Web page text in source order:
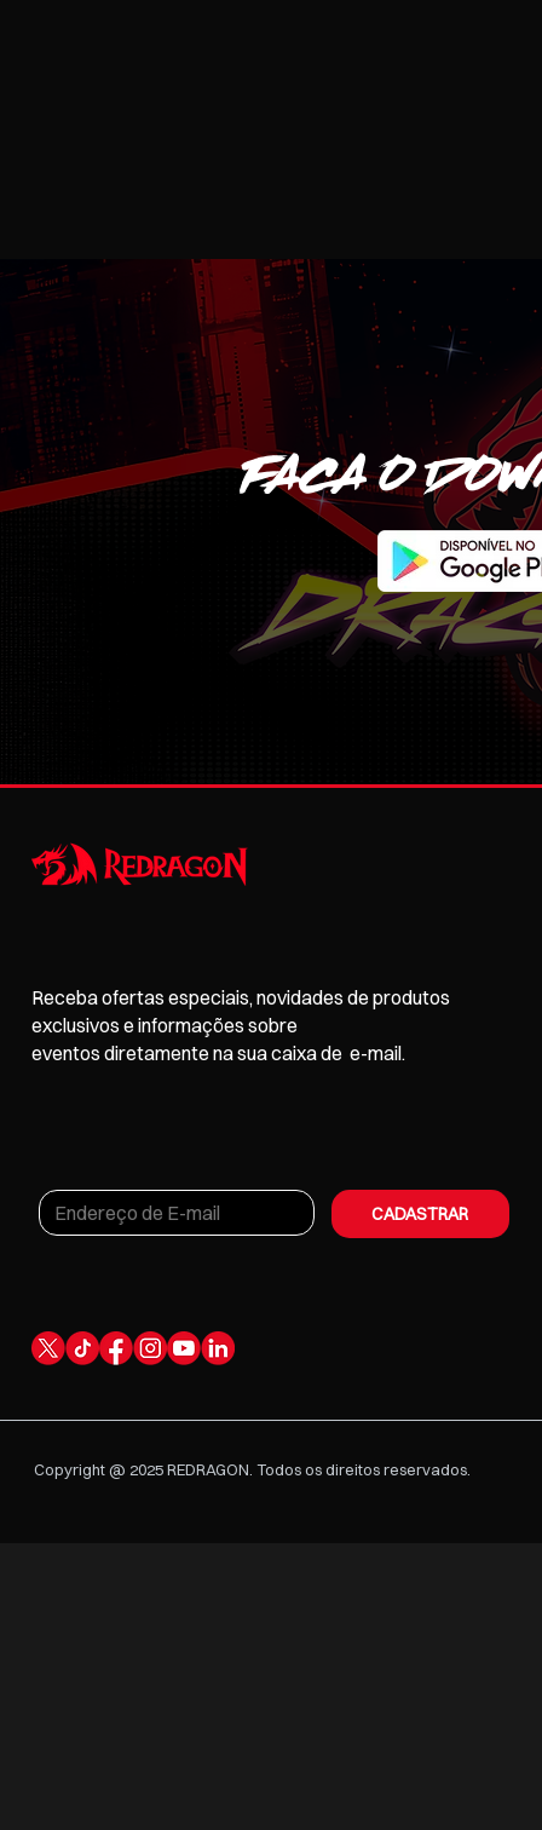
FACA O
Receba ofertas especiais, novidades de produtos
exclusivos e informações sobre
eventos diretamente na sua caixa de e-mail.
CADASTRAR
Copyright @ 2025 REDRAGON. Todos os direitos reservados.